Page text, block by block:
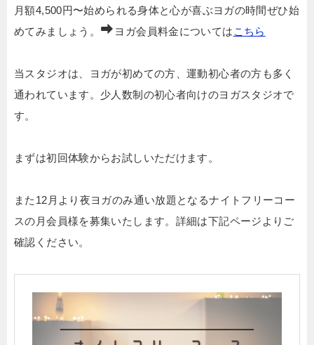
月額4,500円〜始められる身体と心が喜ぶヨガの時間ぜひ始
めてみましょう。
ヨガ会員料金については こちら
当スタジオは、ヨガが初めての方、運動初心者の方も多く
通われています。少人数制の初心者向けのヨガスタジオで
す。
まずは初回体験からお試しいただけます。
また12月より夜ヨガのみ通い放題となるナイトフリーコー
スの月会員様を募集いたします。詳細は下記ページよりご
確認ください。